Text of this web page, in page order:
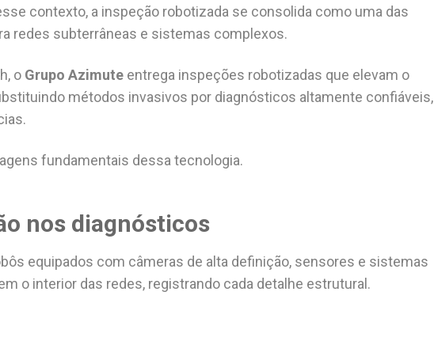
contexto, a inspeção robotizada se consolida como uma das
redes subterrâneas e sistemas complexos.
o Grupo Azimute entrega inspeções robotizadas que elevam o
métodos invasivos por diagnósticos altamente confiáveis,
fundamentais dessa tecnologia.
nos diagnósticos
equipados com câmeras de alta definição, sensores e sistemas
o interior das redes, registrando cada detalhe estrutural.